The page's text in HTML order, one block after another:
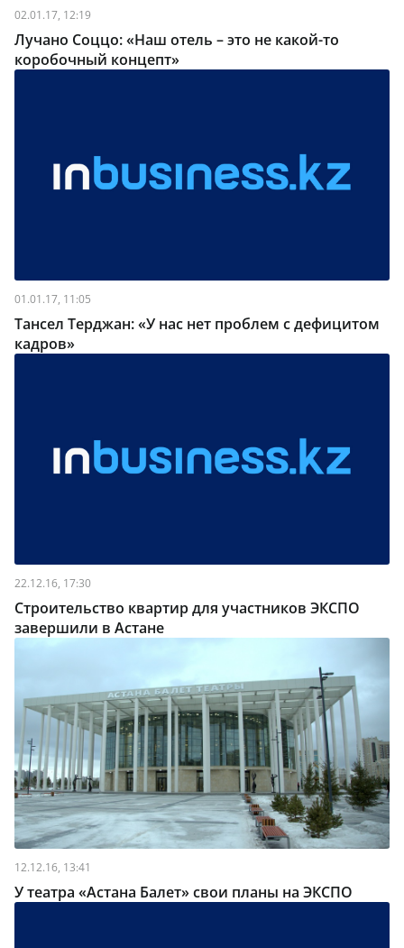
02.01.17, 12:19
Лучано Соццо: «Наш отель – это не какой-то
коробочный концепт»
01.01.17, 11:05
Тансел Терджан: «У нас нет проблем с дефицитом
кадров»
22.12.16, 17:30
Строительство квартир для участников ЭКСПО
завершили в Астане
12.12.16, 13:41
У театра «Астана Балет» свои планы на ЭКСПО